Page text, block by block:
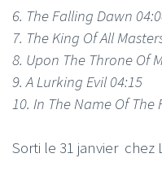
6. The Falling Dawn
7. The King Of All
8. Upon The Throne Of
9. A Lurking Evil 04:15
10. In The Name Of The
Sorti le 31 janvier chez